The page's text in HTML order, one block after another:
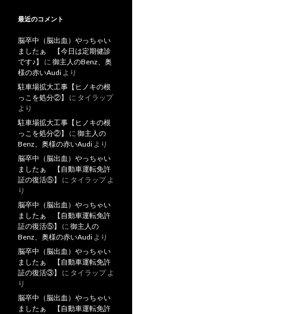
最近のコメント
脳卒中（脳出血）やっちゃい
ましたぁ 【今日は定期健診
です♪】
に 御主人のBenz、奥
様の赤いAudi より
駐車場拡大工事【ヒノキの根
っこを処分②】
に タイラップ
より
駐車場拡大工事【ヒノキの根
っこを処分②】
に 御主人の
Benz、奥様の赤いAudi より
脳卒中（脳出血）やっちゃい
ましたぁ 【自動車運転免許
証の復活⑤】
に タイラップよ
り
脳卒中（脳出血）やっちゃい
ましたぁ 【自動車運転免許
証の復活⑤】
に 御主人の
Benz、奥様の赤いAudi より
脳卒中（脳出血）やっちゃい
ましたぁ 【自動車運転免許
証の復活③】
に タイラップよ
り
脳卒中（脳出血）やっちゃい
ましたぁ 【自動車運転免許